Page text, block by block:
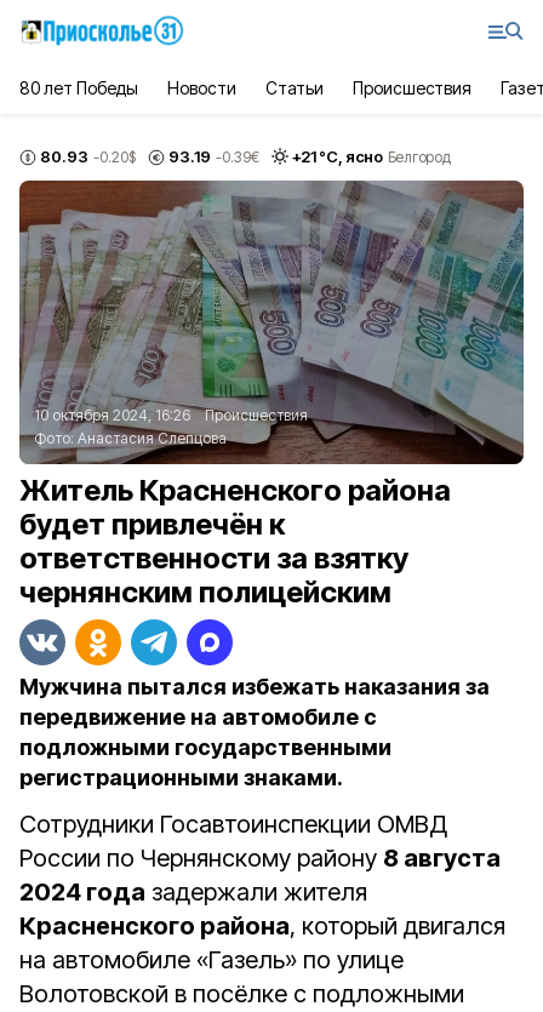
80 лет Победы Новости Статьи Происшествия
80.93 -0.20$ 93.19 -0.39€ +21°С, ясно Белгород
10 октября 2024, 16:26
Происшествия
Фото: Анастасия Слепцова
Житель Красненского района
будет привлечён к
ответственности за взятку
чернянским полицейским
Мужчина пытался избежать наказания за
передвижение на автомобиле с
подложными государственными
регистрационными знаками.
Сотрудники Госавтоинспекции ОМВД
России по Чернянскому району 8 августа
2024 года задержали жителя
Красненского района, который двигался
на автомобиле «Газель» по улице
Волотовской в посёлке с подложными